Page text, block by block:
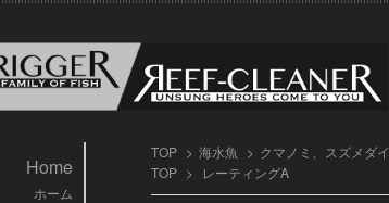
TOP > 海水魚 > クマノミ、スズメダイ
TOP > レーティングA
Home
ホーム